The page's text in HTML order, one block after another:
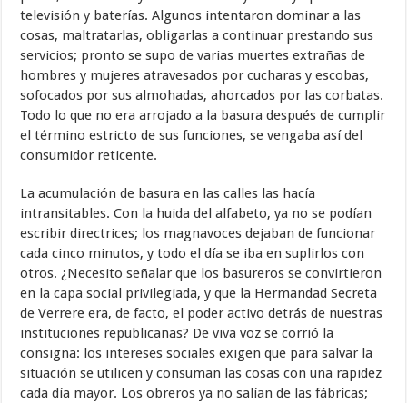
televisión y baterías. Algunos intentaron dominar a las
cosas, maltratarlas, obligarlas a continuar prestando sus
servicios; pronto se supo de varias muertes extrañas de
hombres y mujeres atravesados por cucharas y escobas,
sofocados por sus almohadas, ahorcados por las corbatas.
Todo lo que no era arrojado a la basura después de cumplir
el término estricto de sus funciones, se vengaba así del
consumidor reticente.
La acumulación de basura en las calles las hacía
intransitables. Con la huida del alfabeto, ya no se podían
escribir directrices; los magnavoces dejaban de funcionar
cada cinco minutos, y todo el día se iba en suplirlos con
otros. ¿Necesito señalar que los basureros se convirtieron
en la capa social privilegiada, y que la Hermandad Secreta
de Verrere era, de facto, el poder activo detrás de nuestras
instituciones republicanas? De viva voz se corrió la
consigna: los intereses sociales exigen que para salvar la
situación se utilicen y consuman las cosas con una rapidez
cada día mayor. Los obreros ya no salían de las fábricas;